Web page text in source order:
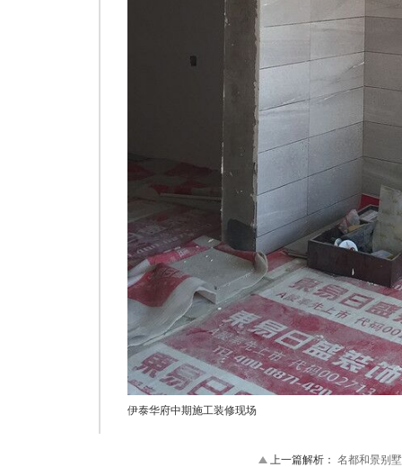
伊泰华府中期施工装修现场
上一篇解析： 名都和景别墅